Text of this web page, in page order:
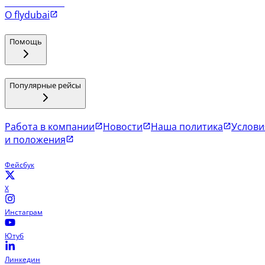
О flydubai
Помощь
Популярные рейсы
Работа в компании Новости Наша политика
и положения
Фейсбук
X
Инстаграм
Ютуб
Линкедин